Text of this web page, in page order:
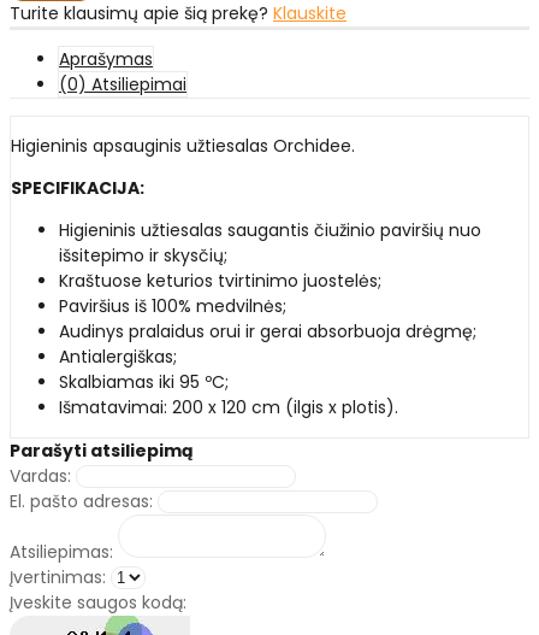
Turite klausimų apie šią prekę? Klauskite
Aprašymas
(0) Atsiliepimai
Higieninis apsauginis užtiesalas Orchidee.
SPECIFIKACIJA:
Higieninis užtiesalas saugantis čiužinio paviršių nuo
išsitepimo ir skysčių;
Kraštuose keturios tvirtinimo juostelės;
Paviršius iš 100% medvilnės;
Audinys pralaidus orui ir gerai absorbuoja drėgmę;
Antialergiškas;
Skalbiamas iki 95 ºC;
Išmatavimai: 200 x 120 cm (ilgis x plotis).
Parašyti atsiliepimą
Vardas:
El. pašto adresas:
Atsiliepimas:
Įvertinimas:
Įveskite saugos kodą: